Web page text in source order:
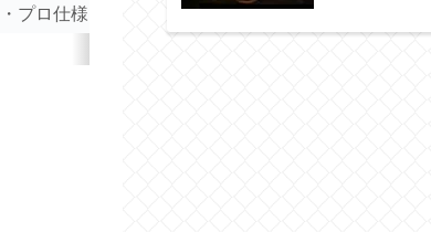
プロ仕様まで全種類